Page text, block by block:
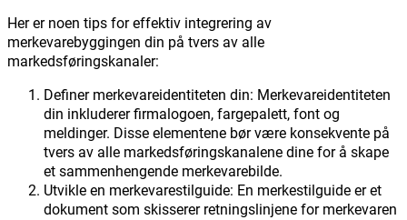
Her er noen tips for effektiv integrering av
merkevarebyggingen din på tvers av alle
markedsføringskanaler:
Definer merkevareidentiteten din: Merkevareidentiteten
din inkluderer firmalogoen, fargepalett, font og
meldinger. Disse elementene bør være konsekvente på
tvers av alle markedsføringskanalene dine for å skape
et sammenhengende merkevarebilde.
Utvikle en merkevarestilguide: En merkestilguide er et
dokument som skisserer retningslinjene for merkevaren